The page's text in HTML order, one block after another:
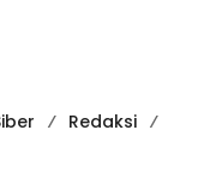
Redaksi